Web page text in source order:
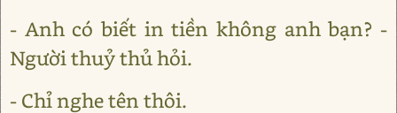
- Anh có biết in tiền không anh bạn? -
Người thuỷ thủ hỏi.
- Chỉ nghe tên thôi.